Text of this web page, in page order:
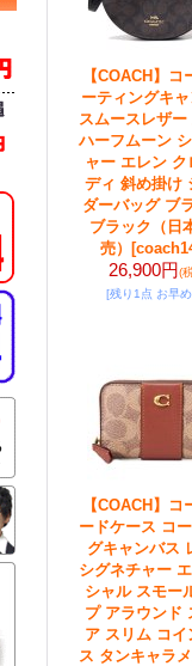
【COACH】コ
ーティングキ
スムースレザー
ハーフムーン
ャー エレン ク
ディ 斜め掛け
ダーバッグ ブ
ブラック（日
売）
26,900円(
[残り1点 お早
【COACH】コ
ードケース コ
グキャンバス
シグネチャー
シャル スモー
プ アラウンド
ア スリム コイ
ス タンキャラ